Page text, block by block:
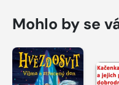
Mohlo by se